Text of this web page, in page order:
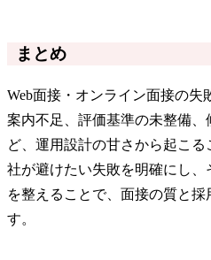
まとめ
Web面接・オンライン面接の失
案内不足、評価基準の未整備
ど、運用設計の甘さから起こ
社が避けたい失敗を明確にし
を整えることで、面接の質と採
す。